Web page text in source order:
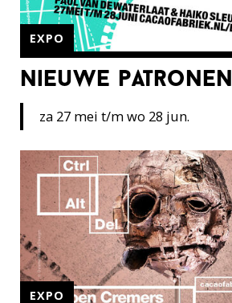
nieuwe patronen
EXPO
za 27 mei t/m wo 28 jun.
EXPO